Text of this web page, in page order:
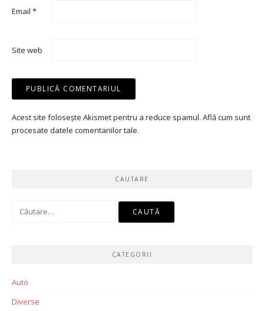
Email *
Site web
Acest site folosește Akismet pentru a reduce spamul. Află cum sunt
procesate datele comentariilor tale.
CAUTARE
Caută
CATEGORII
Auto
Diverse